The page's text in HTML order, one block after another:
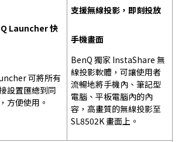
Launcher 快
可將所有
設置匯總到同
方便使用。
支援無線投影，即刻投放
手機畫面
BenQ 獨家 InstaShare 無
線投影軟體，可讓使用者
流暢地將手機內、筆記型
電腦、平板電腦內的內
容，高畫質的無線投影至
SL8502K 畫面上。